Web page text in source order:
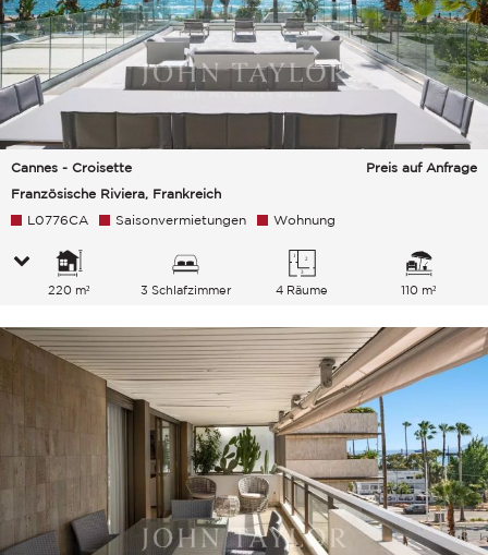
Cannes - Croisette
Französische Riviera, Frankreich
Preis auf Anfrage
L0776CA Saisonvermietungen Wohnung
220 m² 3 Schlafzimmer 4 Räume 110 m²